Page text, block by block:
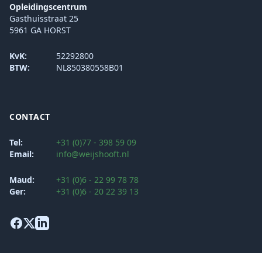
Opleidingscentrum
Gasthuisstraat 25
5961 GA HORST
KvK:
52292800
BTW:
NL850380558B01
CONTACT
Tel:
+31 (0)77 - 398 59 09
Email:
info@weijshooft.nl
Maud:
+31 (0)6 - 22 99 78 78
Ger:
+31 (0)6 - 20 22 39 13